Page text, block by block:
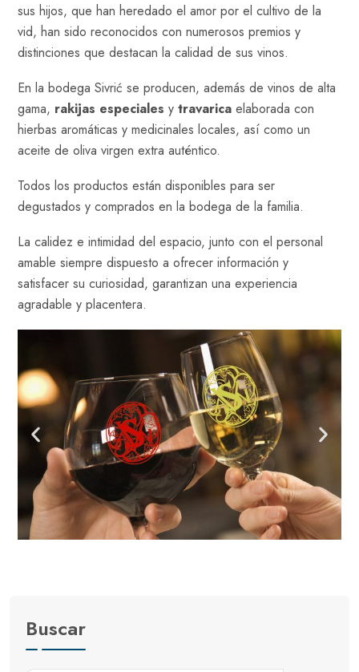
sus hijos, que han heredado el amor por el cultivo de la
vid, han sido reconocidos con numerosos premios y
distinciones que destacan la calidad de sus vinos.
En la bodega Sivrić se producen, además de vinos de alta
gama, rakijas especiales y travarica elaborada con
hierbas aromáticas y medicinales locales, así como un
aceite de oliva virgen extra auténtico.
Todos los productos están disponibles para ser
degustados y comprados en la bodega de la familia.
La calidez e intimidad del espacio, junto con el personal
amable siempre dispuesto a ofrecer información y
satisfacer su curiosidad, garantizan una experiencia
agradable y placentera.
Buscar